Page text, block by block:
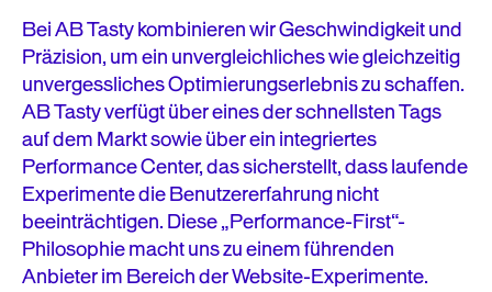
Bei AB Tasty kombinieren wir Geschwindigkeit und
Präzision, um ein unvergleichliches wie gleichzeitig
unvergessliches Optimierungserlebnis zu schaffen.
AB Tasty verfügt über eines der schnellsten Tags
auf dem Markt sowie über ein integriertes
Performance Center, das sicherstellt, dass laufende
Experimente die Benutzererfahrung nicht
beeinträchtigen. Diese „Performance-First“-
Philosophie macht uns zu einem führenden
Anbieter im Bereich der Website-Experimente.